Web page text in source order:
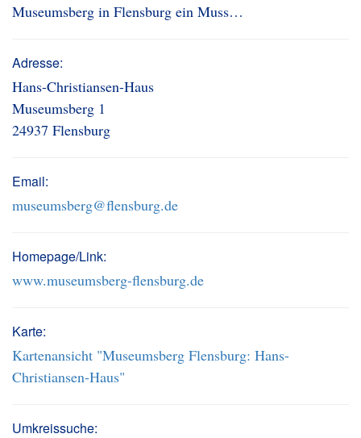
Museumsberg in Flensburg ein Muss…
Adresse:
Hans-Christiansen-Haus
Museumsberg 1
24937 Flensburg
Email:
museumsberg@flensburg.de
Homepage/Link:
www.museumsberg-flensburg.de
Karte:
Kartenansicht "Museumsberg Flensburg: Hans-
Christiansen-Haus"
Umkreissuche: